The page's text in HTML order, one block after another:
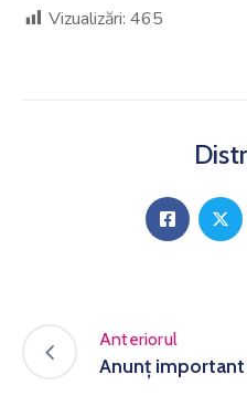
Vizualizări: 465
Anteriorul
Anunț important